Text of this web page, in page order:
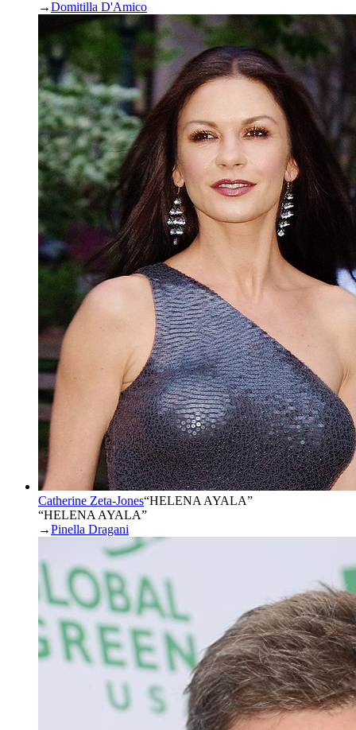
→Domitilla D'Amico
Catherine Zeta-Jones“HELENA AYALA”
“HELENA AYALA”
→Pinella Dragani